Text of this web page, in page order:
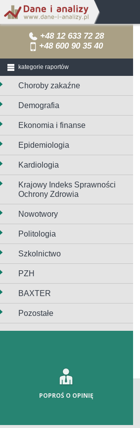
+48 12 633 72 28
+48 600 90 35 40
kategorie raportów
Choroby zakaźne
Demografia
Ekonomia i finanse
Epidemiologia
Kardiologia
Krajowy Indeks Sprawności
Ochrony Zdrowia
Nowotwory
Politologia
Szkolnictwo
PZH
BAXTER
Pozostałe
POPROŚ O OPINIĘ